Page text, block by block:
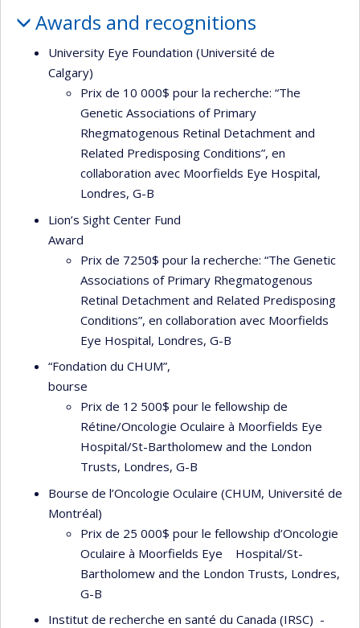
Awards and recognitions
University Eye Foundation (Université de
Calgary)
Prix de 10 000$ pour la recherche: “The
Genetic Associations of Primary
Rhegmatogenous Retinal Detachment and
Related Predisposing Conditions”, en
collaboration avec Moorfields Eye Hospital,
Londres, G-B
Lion’s Sight Center Fund
Award
Prix de 7250$ pour la recherche: “The Genetic
Associations of Primary Rhegmatogenous
Retinal Detachment and Related Predisposing
Conditions”, en collaboration avec Moorfields
Eye Hospital, Londres, G-B
“Fondation du CHUM”,
Prix de 12 500$ pour le fellowship de
Rétine/Oncologie Oculaire à Moorfields Eye
Hospital/St-Bartholomew and the London
Trusts, Londres, G-B
Bourse de l’Oncologie Oculaire (CHUM, Université de
Montréal)
Prix de 25 000$ pour le fellowship d’Oncologie
Oculaire à Moorfields Eye Hospital/St-
Bartholomew and the London Trusts, Londres,
G-B
Institut de recherche en santé du Canada (IRSC) -